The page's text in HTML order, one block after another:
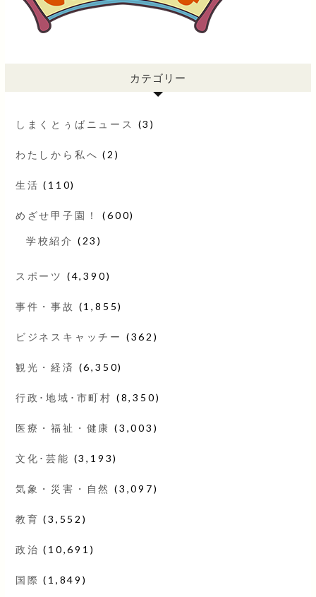
カテゴリー
しまくとぅばニュース (3)
わたしから私へ (2)
生活 (110)
めざせ甲子園！ (600)
学校紹介 (23)
スポーツ (4,390)
事件・事故 (1,855)
ビジネスキャッチー (362)
観光・経済 (6,350)
行政･地域･市町村 (8,350)
医療・福祉・健康 (3,003)
文化･芸能 (3,193)
気象・災害・自然 (3,097)
教育 (3,552)
政治 (10,691)
国際 (1,849)